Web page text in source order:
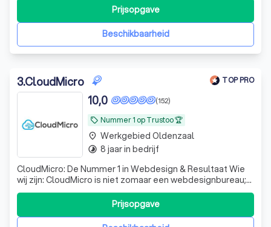
bij ons aan het juiste adres.
Beschikbaarheid
Prijsopgave
3.CloudMicro TOP PRO
local_offer Nummer 1 op Trustoo 🏆
(152)
10,0
CloudMicro: De Nummer 1 in Webdesign & Resultaat Wie
wij zijn: CloudMicro is niet zomaar een webdesignbureau;
wij zijn de digitale partner voor ondernemers die willen
groeien. Met een passie voor design en een scherp oog
voor conversie creëren wij professionele websites en
webshops die doen waar ze
Prijsopgave
place Werkgebied Oldenzaal
timelapse 8 jaar in bedrijf